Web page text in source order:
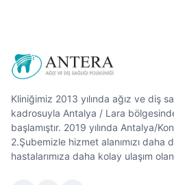
Kliniğimiz 2013 yılında ağız ve diş
kadrosuyla Antalya / Lara
başlamıştır. 2019 yılında Antalya/
2.Şubemizle hizmet alanımızı daha
hastalarımıza daha kolay ulaşım